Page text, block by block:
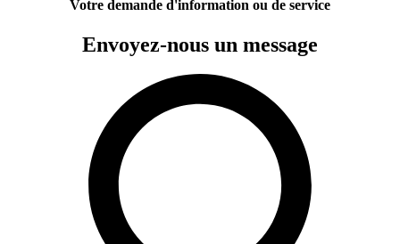
Votre demande d'information ou de service
Envoyez-nous un message